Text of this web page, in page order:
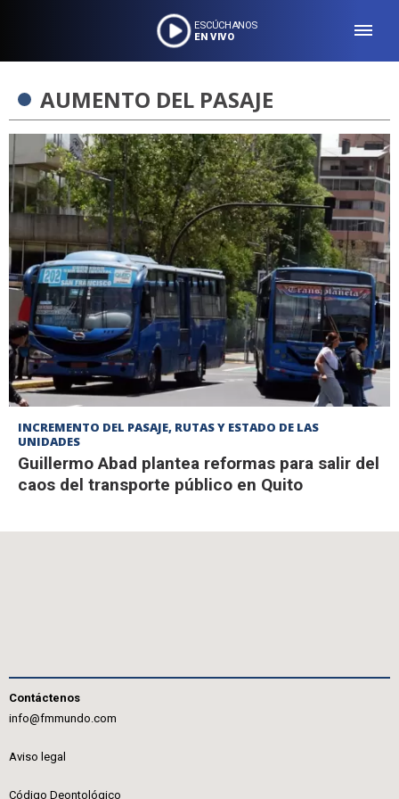
ESCÚCHANOS
EN VIVO
AUMENTO DEL PASAJE
INCREMENTO DEL PASAJE, RUTAS Y ESTADO DE LAS
UNIDADES
Guillermo Abad plantea reformas para salir del
caos del transporte público en Quito
Contáctenos
info@fmmundo.com
Aviso legal
Código Deontológico